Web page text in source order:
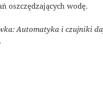
oszczędzających wodę.
Automatyka i czujniki